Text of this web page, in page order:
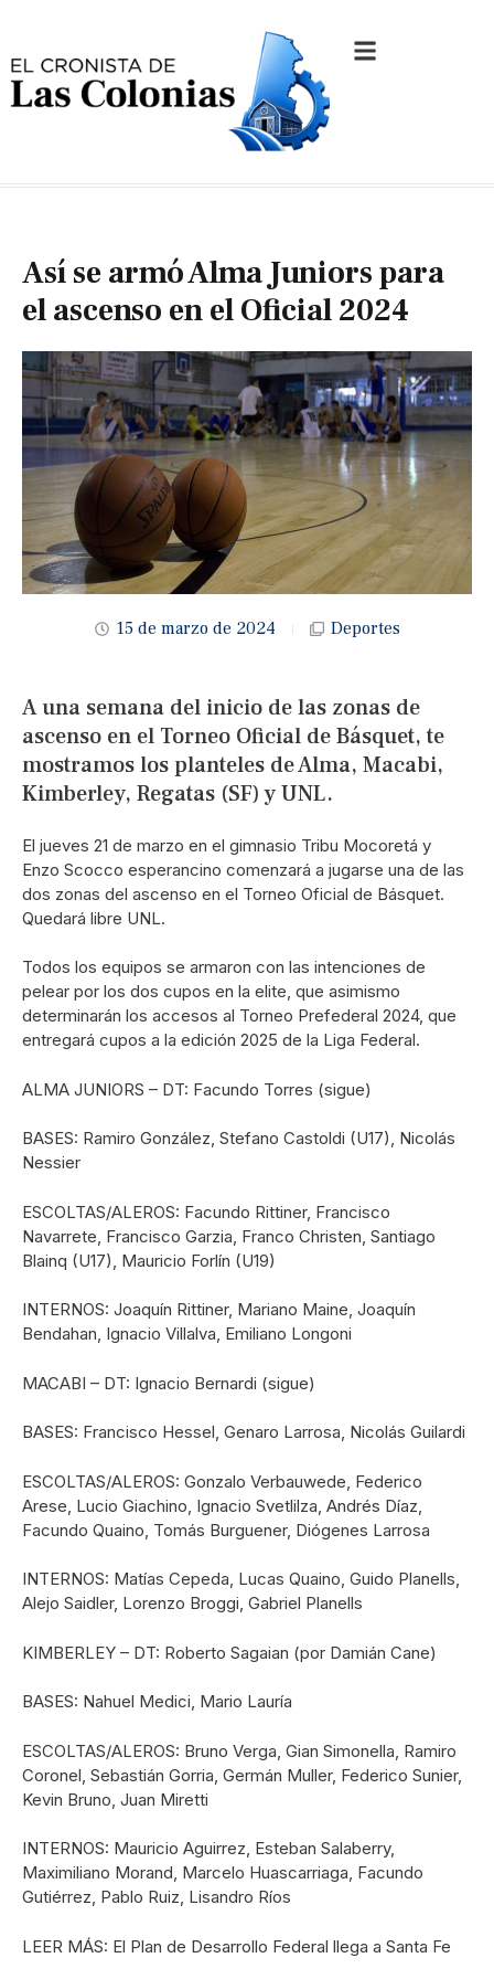
Así se armó Alma Juniors para
el ascenso en el Oficial 2024
15 de marzo de 2024 Deportes
A una semana del inicio de las zonas de
ascenso en el Torneo Oficial de Básquet, te
mostramos los planteles de Alma, Macabi,
Kimberley, Regatas (SF) y UNL.
El jueves 21 de marzo en el gimnasio Tribu Mocoretá y
Enzo Scocco esperancino comenzará a jugarse una de las
dos zonas del ascenso en el Torneo Oficial de Básquet.
Quedará libre UNL.
Todos los equipos se armaron con las intenciones de
pelear por los dos cupos en la elite, que asimismo
determinarán los accesos al Torneo Prefederal 2024, que
entregará cupos a la edición 2025 de la Liga Federal.
ALMA JUNIORS – DT: Facundo Torres (sigue)
BASES: Ramiro González, Stefano Castoldi (U17), Nicolás
Nessier
ESCOLTAS/ALEROS: Facundo Rittiner, Francisco
Navarrete, Francisco Garzia, Franco Christen, Santiago
Blainq (U17), Mauricio Forlín (U19)
INTERNOS: Joaquín Rittiner, Mariano Maine, Joaquín
Bendahan, Ignacio Villalva, Emiliano Longoni
MACABI – DT: Ignacio Bernardi (sigue)
BASES: Francisco Hessel, Genaro Larrosa, Nicolás Guilardi
ESCOLTAS/ALEROS: Gonzalo Verbauwede, Federico
Arese, Lucio Giachino, Ignacio Svetlilza, Andrés Díaz,
Facundo Quaino, Tomás Burguener, Diógenes Larrosa
INTERNOS: Matías Cepeda, Lucas Quaino, Guido Planells,
Alejo Saidler, Lorenzo Broggi, Gabriel Planells
KIMBERLEY – DT: Roberto Sagaian (por Damián Cane)
BASES: Nahuel Medici, Mario Lauría
ESCOLTAS/ALEROS: Bruno Verga, Gian Simonella, Ramiro
Coronel, Sebastián Gorria, Germán Muller, Federico Sunier,
Kevin Bruno, Juan Miretti
INTERNOS: Mauricio Aguirrez, Esteban Salaberry,
Maximiliano Morand, Marcelo Huascarriaga, Facundo
Gutiérrez, Pablo Ruiz, Lisandro Ríos
LEER MÁS: El Plan de Desarrollo Federal llega a Santa Fe